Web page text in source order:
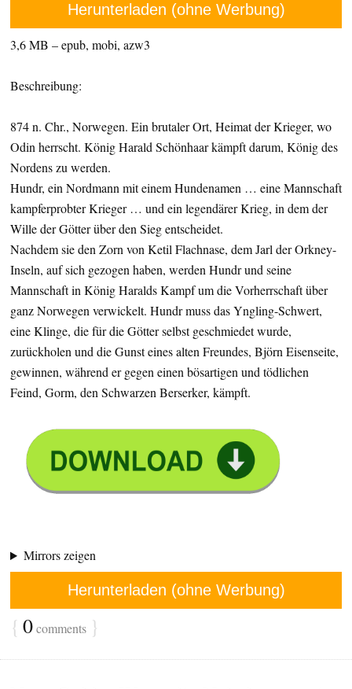
Herunterladen (ohne Werbung)
3,6 MB – epub, mobi, azw3
Beschreibung:
874 n. Chr., Norwegen. Ein brutaler Ort, Heimat der Krieger, wo
Odin herrscht. König Harald Schönhaar kämpft darum, König des
Nordens zu werden.
Hundr, ein Nordmann mit einem Hundenamen … eine Mannschaft
kampferprobter Krieger … und ein legendärer Krieg, in dem der
Wille der Götter über den Sieg entscheidet.
Nachdem sie den Zorn von Ketil Flachnase, dem Jarl der Orkney-
Inseln, auf sich gezogen haben, werden Hundr und seine
Mannschaft in König Haralds Kampf um die Vorherrschaft über
ganz Norwegen verwickelt. Hundr muss das Yngling-Schwert,
eine Klinge, die für die Götter selbst geschmiedet wurde,
zurückholen und die Gunst eines alten Freundes, Björn Eisenseite,
gewinnen, während er gegen einen bösartigen und tödlichen
Feind, Gorm, den Schwarzen Berserker, kämpft.
Mirrors zeigen
Herunterladen (ohne Werbung)
{ 0comments }